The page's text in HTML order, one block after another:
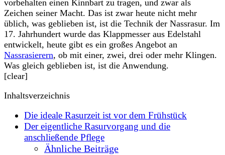
vorbehalten einen Kinnbart zu tragen, und zwar als
Zeichen seiner Macht. Das ist zwar heute nicht mehr
üblich, was geblieben ist, ist die Technik der Nassrasur. Im
17. Jahrhundert wurde das Klappmesser aus Edelstahl
entwickelt, heute gibt es ein großes Angebot an
Nassrasierern, ob mit einer, zwei, drei oder mehr Klingen.
Was gleich geblieben ist, ist die Anwendung.
[clear]
Inhaltsverzeichnis
Die ideale Rasurzeit ist vor dem Frühstück
Der eigentliche Rasurvorgang und die
anschließende Pflege
Ähnliche Beiträge